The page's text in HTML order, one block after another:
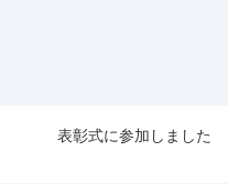
表彰式に参加しました